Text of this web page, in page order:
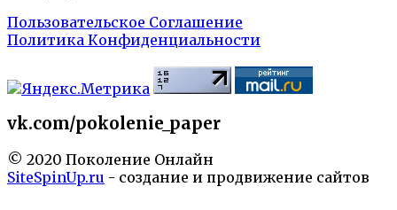
Пользовательское Соглашение
Политика Конфиденциальности
vk.com/pokolenie_paper
© 2020 Поколение Онлайн
SiteSpinUp.ru - создание и продвижение сайтов